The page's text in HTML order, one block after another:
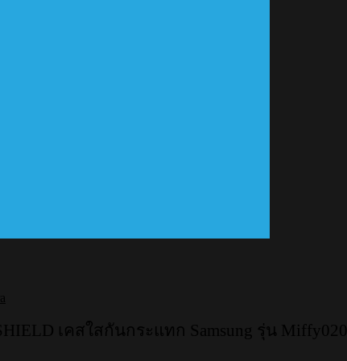
เคสใสกันกระแทก Samsung รุ่น Miffy020